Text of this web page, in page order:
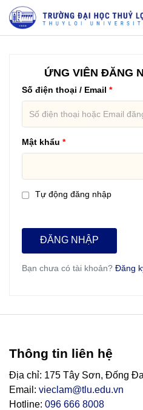
ỨNG VIÊN ĐĂNG
Số điện thoại / Email
Mật khẩu
Tự động đăng nhập
ĐĂNG NHẬP
Bạn chưa có tài khoản? Đăng
Thông tin liên hệ
Địa chỉ: 175 Tây Sơn, Đống
Email: vieclam@tlu.edu.vn
Hotline: 096 666 8008